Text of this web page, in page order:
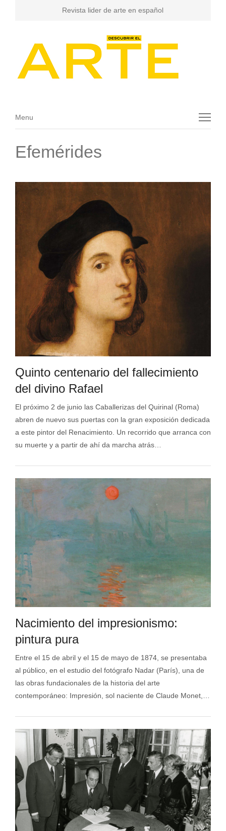
Revista lider de arte en español
Menu
Menu
Efemérides
Quinto centenario del fallecimiento
del divino Rafael
El próximo 2 de junio las Caballerizas del Quirinal (Roma)
abren de nuevo sus puertas con la gran exposición dedicada
a este pintor del Renacimiento. Un recorrido que arranca con
su muerte y a partir de ahí da marcha atrás…
Nacimiento del impresionismo:
pintura pura
Entre el 15 de abril y el 15 de mayo de 1874, se presentaba
al público, en el estudio del fotógrafo Nadar (París), una de
las obras fundacionales de la historia del arte
contemporáneo: Impresión, sol naciente de Claude Monet,…